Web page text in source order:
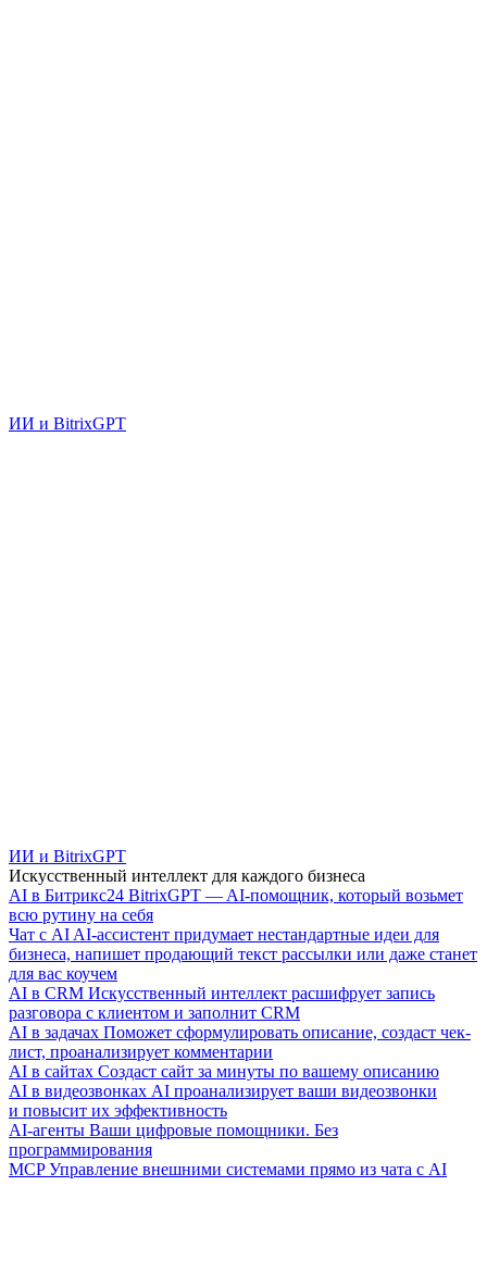
ИИ и BitrixGPT
ИИ и BitrixGPT
Искусственный интеллект для каждого бизнеса
AI в Битрикс24 BitrixGPT — AI-помощник, который возьмет
всю рутину на себя
Чат с AI AI-ассистент придумает нестандартные идеи для
бизнеса, напишет продающий текст рассылки или даже станет
для вас коучем
AI в CRM Искусственный интеллект расшифрует запись
разговора с клиентом и заполнит CRM
AI в задачах Поможет сформулировать описание, создаст чек-
лист, проанализирует комментарии
AI в сайтах Создаст сайт за минуты по вашему описанию
AI в видеозвонках AI проанализирует ваши видеозвонки
и повысит их эффективность
AI-агенты Ваши цифровые помощники. Без
программирования
MCP Управление внешними системами прямо из чата с AI